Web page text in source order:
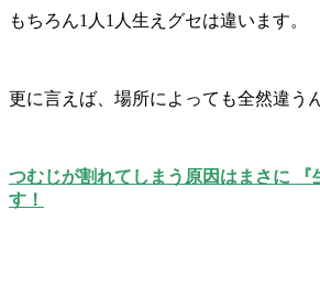
もちろん1人1人生えグセは違います。
更に言えば、場所によっても全然違う
つむじが割れてしまう原因はまさに 『
す！